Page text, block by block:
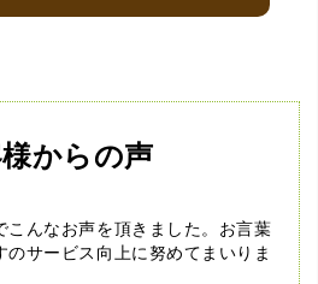
からの声
んなお声を頂きました。 お言葉
サービス向上に努めてまいりま